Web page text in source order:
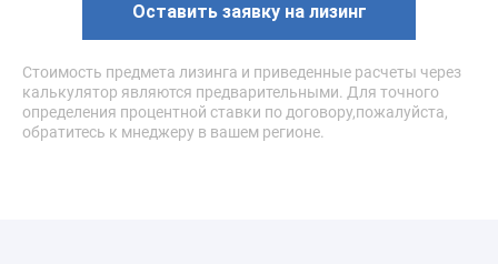
Оставить заявку на лизинг
Стоимость предмета лизинга и приведенные расчеты через
калькулятор являются предварительными. Для точного
определения процентной ставки по договору,пожалуйста,
обратитесь к мнеджеру в вашем регионе.